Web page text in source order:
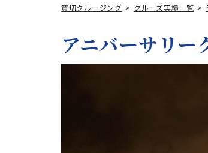
貸切クルージング クルーズ実績一覧
アニバーサリー